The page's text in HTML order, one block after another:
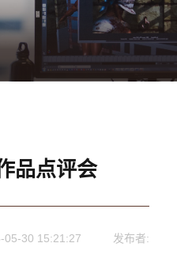
品点评会
05-30 15:21:27 发布者: